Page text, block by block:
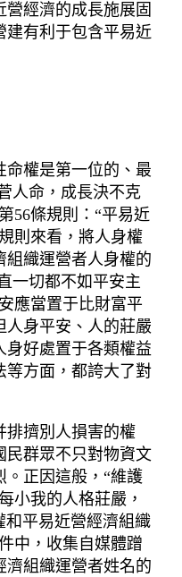
經濟的成長施展固
建有利于包含平易近
命權是第一位的、最
人命，成長決不克
56條規則：“平易近
則來看，將人身權
組織運營者人身權的
一切都不如平安主
應當置于比財富平
人身平安、人的莊嚴
身好處置于各類權益
等方面，都誇大了對
排擠別人損害的權
民群眾不只對物資文
正因這般，“維護
小我的人格莊嚴，
和平易近營經濟組織
中，收集自媒體蹭
濟組織運營者姓名的